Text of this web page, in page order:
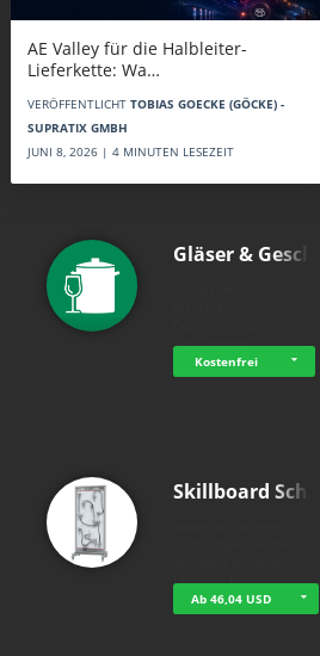
AE Valley für die Halbleiter-
Lieferkette: Wa…
VERÖFFENTLICHT TOBIAS GOECKE (GÖCKE) -
SUPRATIX GMBH
JUNI 8, 2026 | 4 MINUTEN LESEZEIT
Gläser &
Servicemodul
Kostenfrei
Skillboard Schl…
Learning: Hydrauliks…
Ab 46,04 USD